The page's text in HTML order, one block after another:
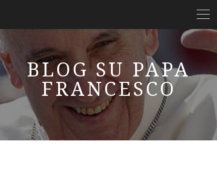
BLOG SU PAPA
FRANCESCO